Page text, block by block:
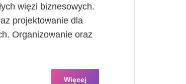
więzi biznesowych.
projektowanie dla
Organizowanie oraz
Więcej